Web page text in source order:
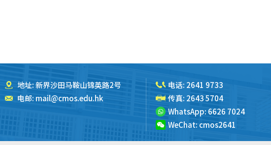
地址: 新界沙田马鞍山锦英路2号
电邮: mail@cmos.edu.hk
电话: 2641 9733
传真: 2643 5704
WhatsApp: 6626 7024
WeChat: cmos2641